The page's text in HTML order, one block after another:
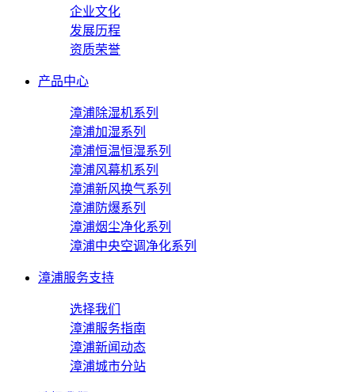
企业文化
发展历程
资质荣誉
产品中心
漳浦除湿机系列
漳浦加湿系列
漳浦恒温恒湿系列
漳浦风幕机系列
漳浦新风换气系列
漳浦防爆系列
漳浦烟尘净化系列
漳浦中央空调净化系列
漳浦服务支持
选择我们
漳浦服务指南
漳浦新闻动态
漳浦城市分站